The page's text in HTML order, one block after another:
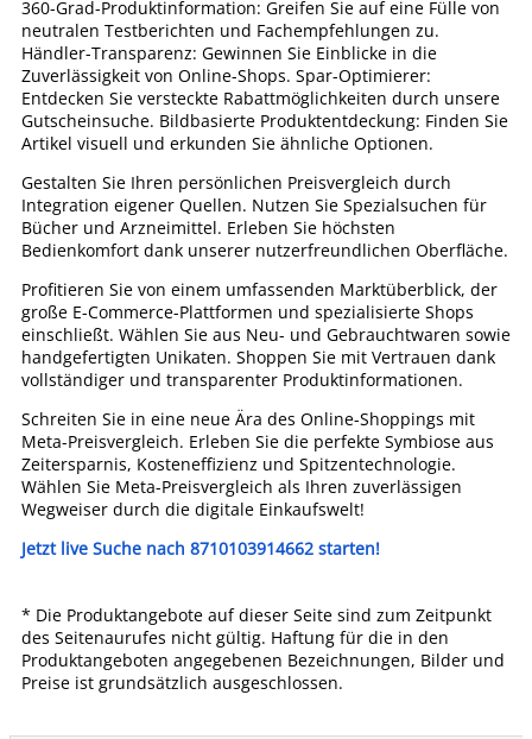
360-Grad-Produktinformation: Greifen Sie auf eine Fülle von
neutralen Testberichten und Fachempfehlungen zu.
Händler-Transparenz: Gewinnen Sie Einblicke in die
Zuverlässigkeit von Online-Shops. Spar-Optimierer:
Entdecken Sie versteckte Rabattmöglichkeiten durch unsere
Gutscheinsuche. Bildbasierte Produktentdeckung: Finden Sie
Artikel visuell und erkunden Sie ähnliche Optionen.
Gestalten Sie Ihren persönlichen Preisvergleich durch
Integration eigener Quellen. Nutzen Sie Spezialsuchen für
Bücher und Arzneimittel. Erleben Sie höchsten
Bedienkomfort dank unserer nutzerfreundlichen Oberfläche.
Profitieren Sie von einem umfassenden Marktüberblick, der
große E-Commerce-Plattformen und spezialisierte Shops
einschließt. Wählen Sie aus Neu- und Gebrauchtwaren sowie
handgefertigten Unikaten. Shoppen Sie mit Vertrauen dank
vollständiger und transparenter Produktinformationen.
Schreiten Sie in eine neue Ära des Online-Shoppings mit
Meta-Preisvergleich. Erleben Sie die perfekte Symbiose aus
Zeitersparnis, Kosteneffizienz und Spitzentechnologie.
Wählen Sie Meta-Preisvergleich als Ihren zuverlässigen
Wegweiser durch die digitale Einkaufswelt!
Jetzt live Suche nach 8710103914662 starten!
* Die Produktangebote auf dieser Seite sind zum Zeitpunkt
des Seitenaurufes nicht gültig. Haftung für die in den
Produktangeboten angegebenen Bezeichnungen, Bilder und
Preise ist grundsätzlich ausgeschlossen.